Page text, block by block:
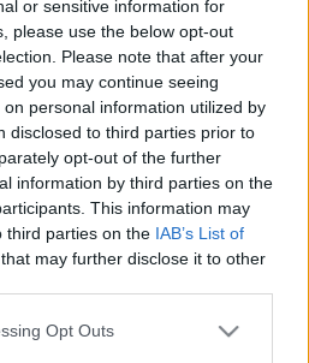
or sensitive information for
please use the below opt-out
Please note that after your
you may continue seeing
personal information utilized by
disclosed to third parties prior to
opt-out of the further
information by third parties on the
This information may
third parties on the IAB’s List of
that may further disclose it to other
app uses one or more Google
Opt Outs
kapcsolatos
„ma, a nap folyamán bármi
kérdezték, hogy
vagy politikai célpontok
a rakétákat.
ellenére, hogy Putyin
oroszok csupán